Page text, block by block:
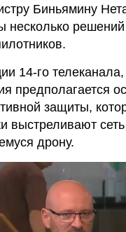
Биньямину
несколько
14-го
предполагается
защиты,
выстреливают
дрону.